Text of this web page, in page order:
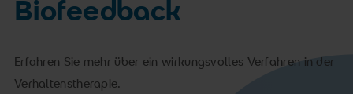
Biofeedback
Erfahren Sie mehr über ein wirkungsvolles Verfahren in der
Verhaltenstherapie.